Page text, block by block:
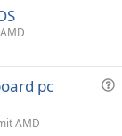
F
pc
AMD